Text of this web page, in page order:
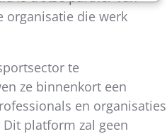
organisatie die werk
te
ze binnenkort een
en organisaties
platform zal geen